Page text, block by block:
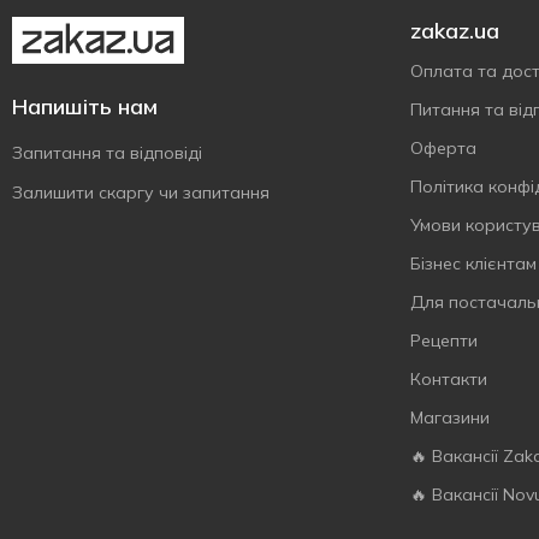
Напишіть нам
Запитання та відповіді
Залишити скаргу чи запитання
zakaz.ua
Оплата та
Питання та
Оферта
Політика
Умови
Бізнес клієнтам
Для
Рецепти
Контакти
Магазини
🔥 Вакансії
🔥 Вакансії